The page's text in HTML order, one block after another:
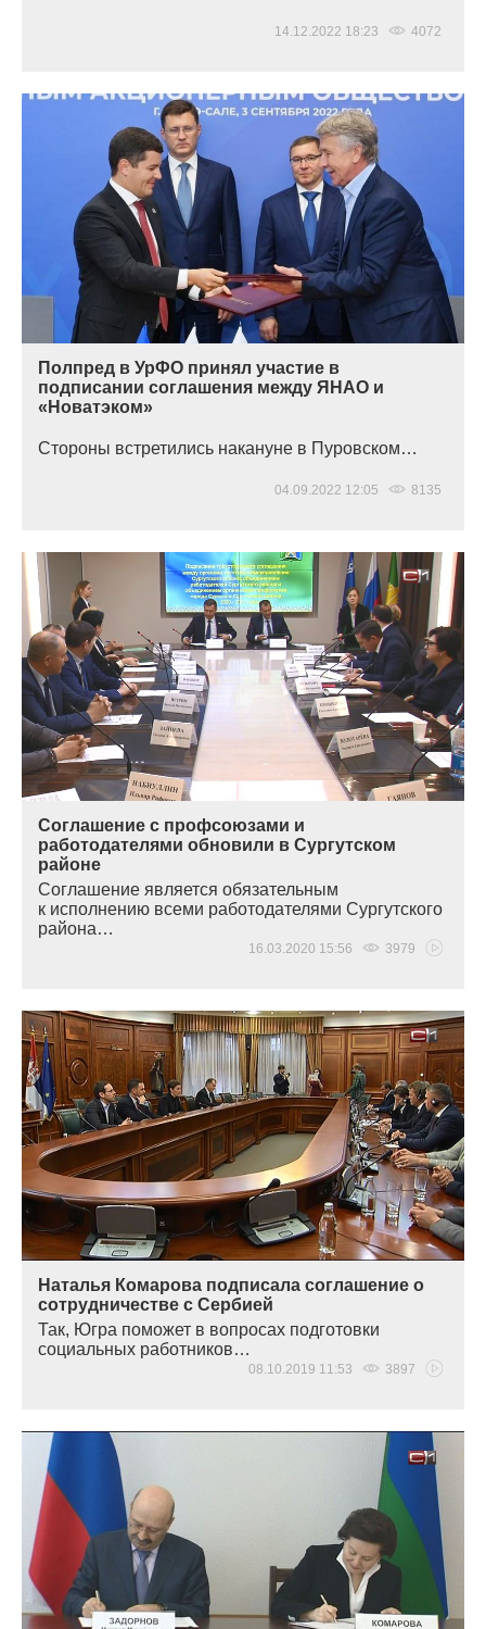
14.12.2022 18:23 4072
Полпред в УрФО принял участие в
подписании соглашения между ЯНАО и
«Новатэком»
Стороны встретились накануне в Пуровском…
04.09.2022 12:05 8135
Соглашение с профсоюзами и
работодателями обновили в Сургутском
районе
Соглашение является обязательным
к исполнению всеми работодателями Сургутского
района…
16.03.2020 15:56 3979
Наталья Комарова подписала соглашение о
сотрудничестве с Сербией
Так, Югра поможет в вопросах подготовки
социальных работников…
08.10.2019 11:53 3897